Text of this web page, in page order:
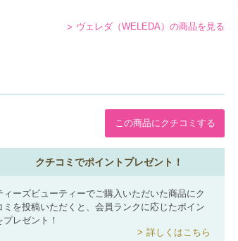
ヴェレダ（WELEDA）の商品を見る
この商品にクチコミする
クチコミでポイントプレゼント！
ィーズビューティーでご購入いただいた商品にク
ミを投稿いただくと、会員ランクに応じたポイン
プレゼント！
詳しくはこちら